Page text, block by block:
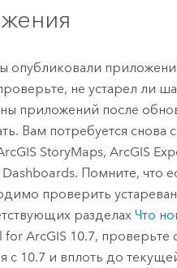
опубликовали
не устарел ли
приложений после
Вам потребуется снова
StoryMaps, ArcGIS
Dashboards. Помните, что
проверить
разделах Что
for ArcGIS 10.7, проверьте
с 10.7 и вплоть до